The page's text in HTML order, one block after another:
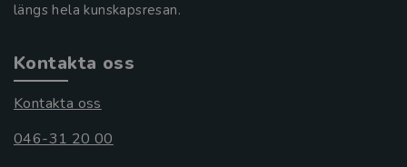
längs hela kunskapsresan.
Kontakta oss
Kontakta oss
046-31 20 00